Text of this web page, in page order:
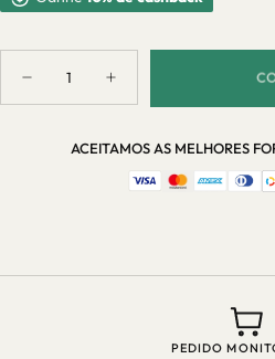
Diminuir
quantidade
Aumentar
quantidade
de
ACEITAMOS AS MELHORES